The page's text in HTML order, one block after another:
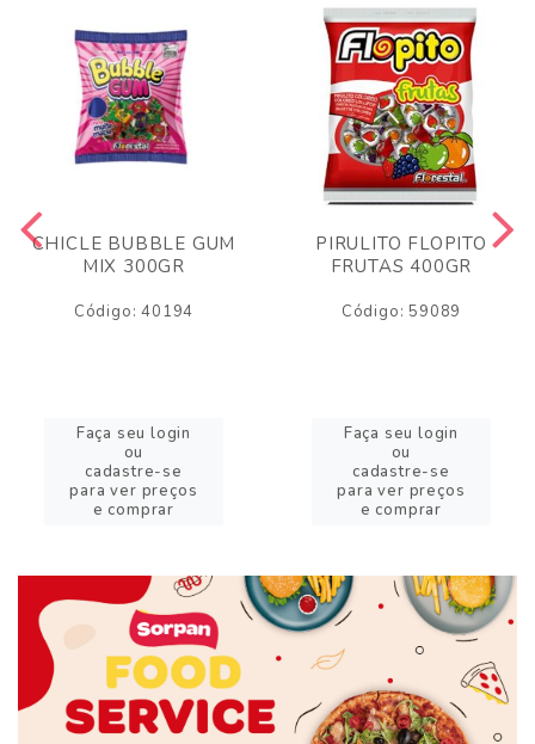
CHICLE BUBBLE GUM
MIX 300GR
Código: 40194
Faça seu login
ou
cadastre-se
para ver preços
e comprar
PIRULITO FLOPITO
FRUTAS 400GR
Código: 59089
Faça seu login
ou
cadastre-se
para ver preços
e comprar